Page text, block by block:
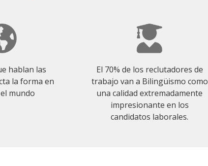
hablan las
la forma en
mundo
El 70% de los reclutadores de
trabajo van a Bilingüismo como
una calidad extremadamente
impresionante en los
candidatos laborales.